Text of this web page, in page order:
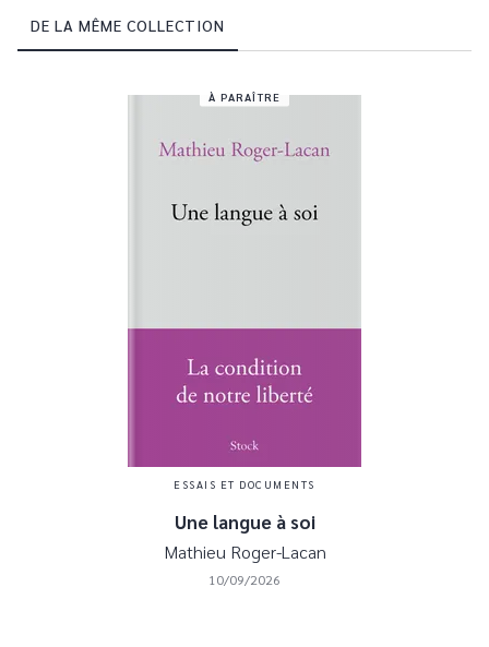
DE LA MÊME COLLECTION
À PARAÎTRE
ESSAIS ET DOCUMENTS
Une langue à soi
Mathieu Roger-Lacan
10/09/2026